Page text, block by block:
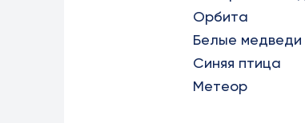
Орбита
Белые медведи
Синяя птица
Метеор